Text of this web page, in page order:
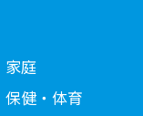
家庭
保健・体育